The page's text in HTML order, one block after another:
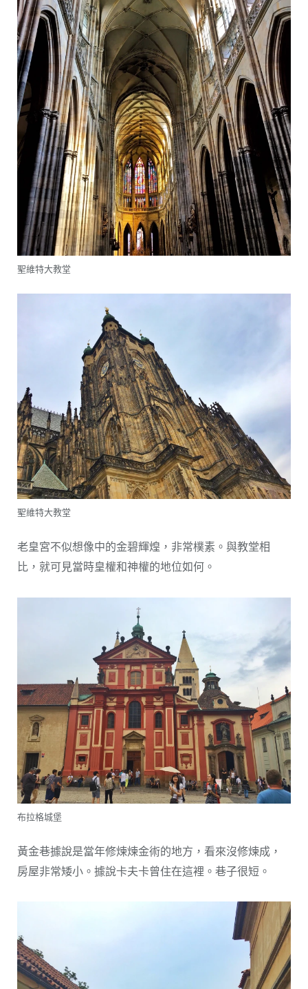
聖維特大教堂
聖維特大教堂
老皇宮不似想像中的金碧輝煌，非常樸素。與教堂相
比，就可見當時皇權和神權的地位如何。
布拉格城堡
黃金巷據說是當年修煉煉金術的地方，看來沒修煉成，
房屋非常矮小。據說卡夫卡曾住在這裡。巷子很短。